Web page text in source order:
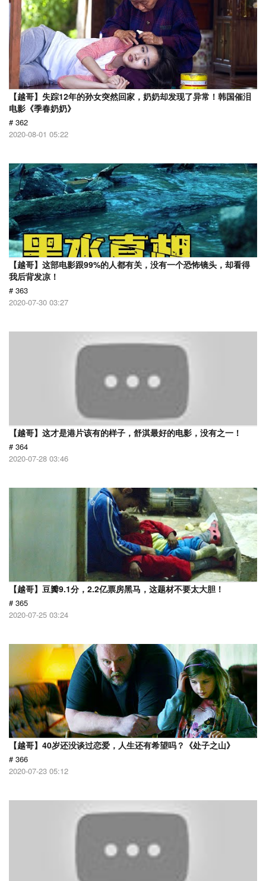
【越哥】失踪12年的孙女突然回家，奶奶却发现了异常！韩国催泪
电影《季春奶奶》
# 362
2020-08-01 05:22
【越哥】这部电影跟99%的人都有关，没有一个恐怖镜头，却看得
我后背发凉！
# 363
2020-07-30 03:27
【越哥】这才是港片该有的样子，舒淇最好的电影，没有之一！
# 364
2020-07-28 03:46
【越哥】豆瓣9.1分，2.2亿票房黑马，这题材不要太大胆！
# 365
2020-07-25 03:24
【越哥】40岁还没谈过恋爱，人生还有希望吗？《处子之山》
# 366
2020-07-23 05:12